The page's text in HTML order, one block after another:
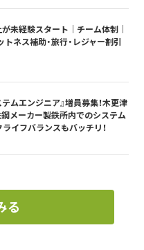
未経験スタート｜チーム体制｜
ネス補助・旅行・レジャー割引
ムエンジニア』増員募集！木更津
メーカー製鉄所内でのシステム
イフバランスもバッチリ！
る